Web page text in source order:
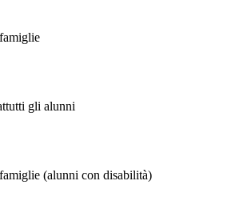
gli alunni
(alunni con disabilità)